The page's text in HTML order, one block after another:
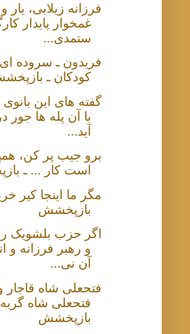
فرزانه زیلابی، یار و
غمخوار پایدار
ستمدی...
فریدون ـ سروده
کودکان ـ
گفته های این
با آن پله ها جور
آید...
برو جیب پر کن،
است کار ... ـ
مگر ما اینجا کیر
بازپخشش
اگر حزب بلشویک
و رهبر فرزانه و
آن نی...
فتحعلی شاه قاجار
فتحعلی شاه گربه
بازپخشش